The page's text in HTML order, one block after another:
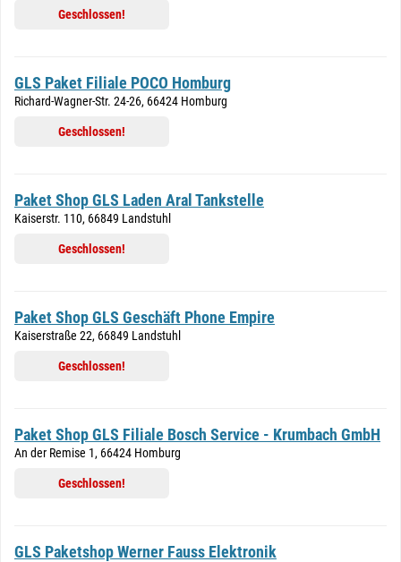
Geschlossen!
GLS Paket Filiale POCO Homburg
Richard-Wagner-Str. 24-26, 66424 Homburg
Geschlossen!
Paket Shop GLS Laden Aral Tankstelle
Kaiserstr. 110, 66849 Landstuhl
Geschlossen!
Paket Shop GLS Geschäft Phone Empire
Kaiserstraße 22, 66849 Landstuhl
Geschlossen!
Paket Shop GLS Filiale Bosch Service - Krumbach GmbH
An der Remise 1, 66424 Homburg
Geschlossen!
GLS Paketshop Werner Fauss Elektronik